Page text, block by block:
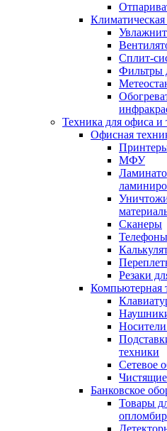
Климатическая
Сплит-
Фильтры
Техника для офиса и
Офисная
МФУ
Сканеры
Резаки
Компьютерная
техники
Сетевое
Чистящие
Банковское
Товары